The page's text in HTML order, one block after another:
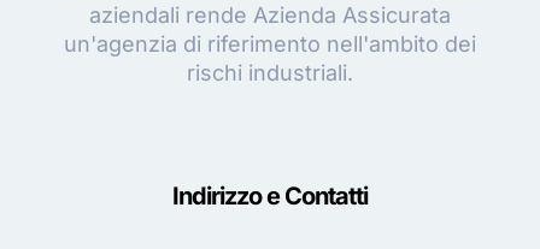
aziendali rende Azienda Assicurata
un'agenzia di riferimento nell'ambito dei
rischi industriali.
Indirizzo e Contatti